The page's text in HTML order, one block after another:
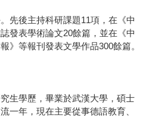
先後主持科研課題11項，在《中
發表學術論文20餘篇，並在《中
》等報刊發表文學作品300餘篇。
生學歷，畢業於武漢大學，碩士
一年，現在主要從事德語教育、